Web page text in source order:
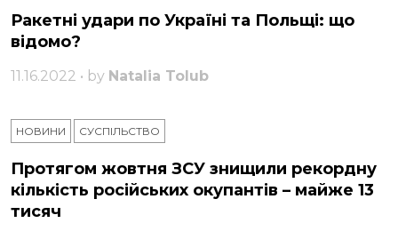
Ракетні удари по Україні та Польщі: що
відомо?
11.16.2022 • by Natalia Tolub
НОВИНИ СУСПІЛЬСТВО
Протягом жовтня ЗСУ знищили рекордну
кількість російських окупантів – майже 13
тисяч